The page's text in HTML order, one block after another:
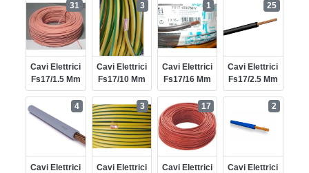
Cavi Elettrici
Fs17/1.5 Mm
31
Cavi Elettrici
Fs17/10 Mm
3
Cavi Elettrici
Fs17/16 Mm
1
Cavi Elettrici
Fs17/2.5 Mm
25
Cavi Elettrici
4
Cavi Elettrici
3
Cavi Elettrici
17
Cavi Elettrici
2